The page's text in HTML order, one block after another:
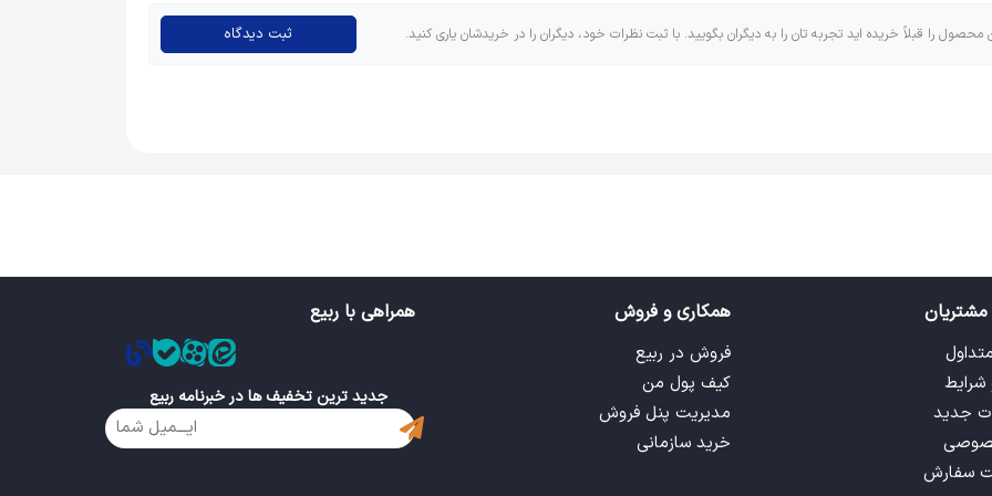
محصول را قبلاً خریده اید تجربه تان را به دیگران بگویید. با ثبت نظرات خود، دیگران را در خریدشان یاری کنید. ثبت دیدگاه
شرایط
جدید
سفارش
همکاری و فروش
فروش در ربیع
کیف پول من
مدیریت پنل فروش
خرید سازمانی
همراهی با ربیع
جدید ترین تخفیف ها در خبرنامه ربیع